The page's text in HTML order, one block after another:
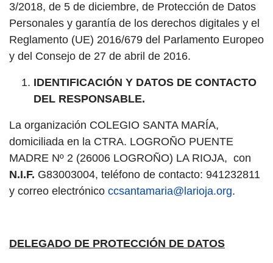
3/2018, de 5 de diciembre, de Protección de Datos
Personales y garantía de los derechos digitales y el
Reglamento (UE) 2016/679 del Parlamento Europeo
y del Consejo de 27 de abril de 2016.
IDENTIFICACIÓN Y DATOS DE CONTACTO
DEL RESPONSABLE.
La organización COLEGIO SANTA MARÍA,
domiciliada en la CTRA. LOGROÑO PUENTE
MADRE Nº 2 (26006 LOGROÑO) LA RIOJA, con
N.I.F. G83003004, teléfono de contacto: 941232811
y correo electrónico ccsantamaria@larioja.org.
DELEGADO DE PROTECCIÓN DE DATOS